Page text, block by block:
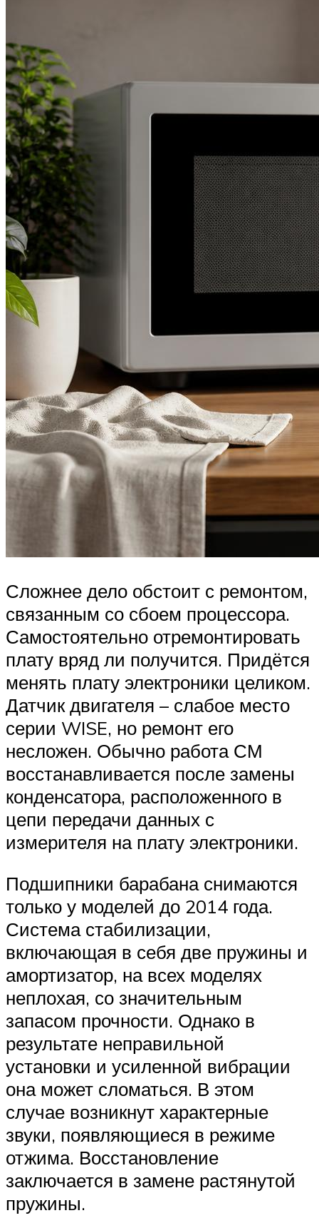
Сложнее дело обстоит с ремонтом,
связанным со сбоем процессора.
Самостоятельно отремонтировать
плату вряд ли получится. Придётся
менять плату электроники целиком.
Датчик двигателя – слабое место
серии WISE, но ремонт его
несложен. Обычно работа СМ
восстанавливается после замены
конденсатора, расположенного в
цепи передачи данных с
измерителя на плату электроники.
Подшипники барабана снимаются
только у моделей до 2014 года.
Система стабилизации,
включающая в себя две пружины и
амортизатор, на всех моделях
неплохая, со значительным
запасом прочности. Однако в
результате неправильной
установки и усиленной вибрации
она может сломаться. В этом
случае возникнут характерные
звуки, появляющиеся в режиме
отжима. Восстановление
заключается в замене растянутой
пружины.